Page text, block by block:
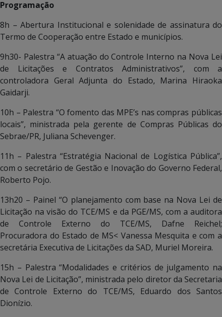
Programação
8h – Abertura Institucional e solenidade de assinatura do
Termo de Cooperação entre Estado e municípios.
9h30- Palestra “A atuação do Controle Interno na Nova Lei
de Licitações e Contratos Administrativos”, com a
controladora Geral Adjunta do Estado, Marina Hiraoka
Gaidarji.
10h – Palestra “O fomento das MPE’s nas compras públicas
locais”, ministrada pela gerente de Compras Públicas do
Sebrae/PR, Juliana Schevenger.
11h – Palestra “Estratégia Nacional de Logística Pública”,
com o secretário de Gestão e Inovação do Governo Federal,
Roberto Pojo.
13h20 – Painel “O planejamento com base na Nova Lei de
Licitação na visão do TCE/MS e da PGE/MS, com a auditora
de Controle Externo do TCE/MS, Dafne Reichel;
Procuradora do Estado de MS< Vanessa Mesquita e com a
secretária Executiva de Licitações da SAD, Muriel Moreira.
15h – Palestra “Modalidades e critérios de julgamento na
Nova Lei de Licitação”, ministrada pelo diretor da Secretaria
de Controle Externo do TCE/MS, Eduardo dos Santos
Dionízio.